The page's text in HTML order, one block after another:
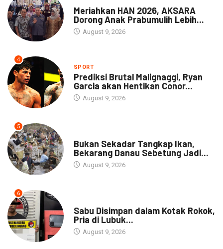
Meriahkan HAN 2026, AKSARA
Dorong Anak Prabumulih Lebih...
August 9, 2026
4
SPORT
Prediksi Brutal Malignaggi, Ryan
Garcia akan Hentikan Conor...
August 9, 2026
5
Bukan Sekadar Tangkap Ikan,
Bekarang Danau Sebetung Jadi...
August 9, 2026
6
Sabu Disimpan dalam Kotak Rokok,
Pria di Lubuk...
August 9, 2026